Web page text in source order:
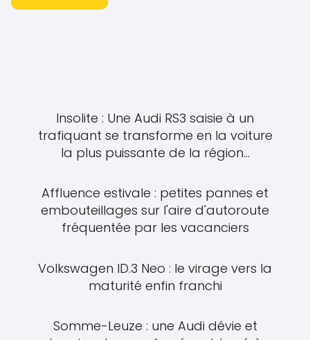
Insolite : Une Audi RS3 saisie à un
trafiquant se transforme en la voiture
la plus puissante de la région...
Affluence estivale : petites pannes et
embouteillages sur l'aire d'autoroute
fréquentée par les vacanciers
Volkswagen ID.3 Neo : le virage vers la
maturité enfin franchi
Somme-Leuze : une Audi dévie et